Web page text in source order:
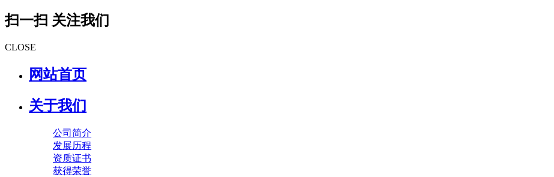
扫一扫 关注我们
CLOSE
网站首页
关于我们
公司简介
发展历程
资质证书
获得荣誉